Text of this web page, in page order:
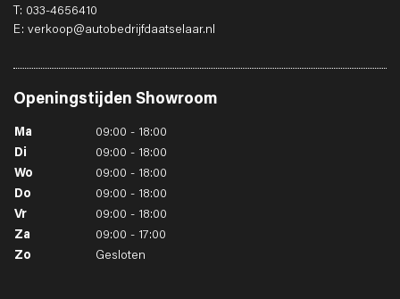
T: 033-4656410
E: verkoop@autobedrijfdaatselaar.nl
Openingstijden Showroom
Ma
09:00 - 18:00
Di
09:00 - 18:00
Wo
09:00 - 18:00
Do
09:00 - 18:00
Vr
09:00 - 18:00
Za
09:00 - 17:00
Zo
Gesloten